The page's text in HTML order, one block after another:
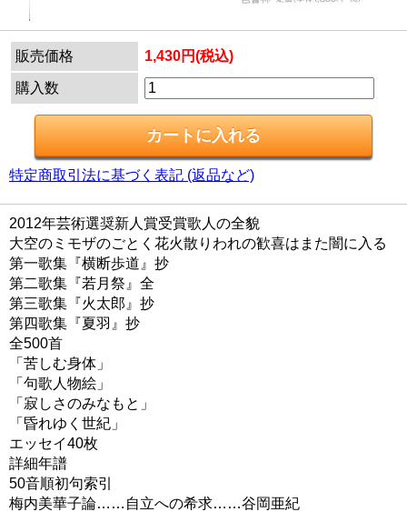
販売価格 1,430円(税込)
購入数
特定商取引法に基づく表記 (返品など)
2012年芸術選奨新人賞受賞歌人の全貌
大空のミモザのごとく花火散りわれの歓喜はまた闇に入る
第一歌集『横断歩道』抄
第二歌集『若月祭』全
第三歌集『火太郎』抄
第四歌集『夏羽』抄
全500首
「苦しむ身体」
「句歌人物絵」
「寂しさのみなもと」
「昏れゆく世紀」
エッセイ40枚
詳細年譜
50音順初句索引
梅内美華子論……自立への希求……谷岡亜紀